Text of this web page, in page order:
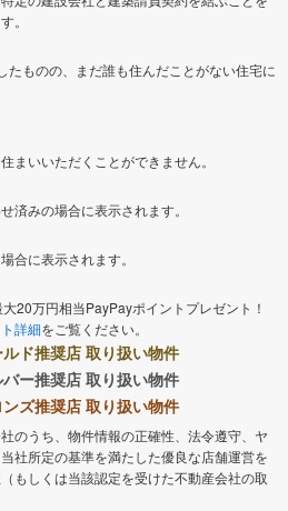
。
たものの、まだ誰も住んだことがない住宅に
まいいただくことができません。
済みの場合に表示されます。
合に表示されます。
20万円相当PayPayポイントプレゼント！
詳細をご覧ください。
ルド推奨店 取り扱い物件
バー推奨店 取り扱い物件
ンズ推奨店 取り扱い物件
のうち、物件情報の正確性、法令遵守、ヤ
社所定の基準を満たした優良な店舗運営を
もしくは当該認定を受けた不動産会社の取